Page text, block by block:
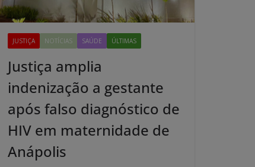
JUSTIÇA NOTÍCIAS SAÚDE ÚLTIMAS
Justiça amplia
indenização a gestante
após falso diagnóstico de
HIV em maternidade de
Anápolis